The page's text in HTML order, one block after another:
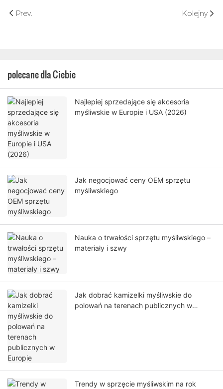
Prev. Kolejny
polecane dla Ciebie
Najlepiej sprzedające się akcesoria
myśliwskie w Europie i USA (2026)
Jak negocjować ceny OEM sprzętu
myśliwskiego
Nauka o trwałości sprzętu myśliwskiego –
materiały i szwy
Jak dobrać kamizelki myśliwskie do
polowań na terenach publicznych w
Trendy w sprzęcie myśliwskim na rok